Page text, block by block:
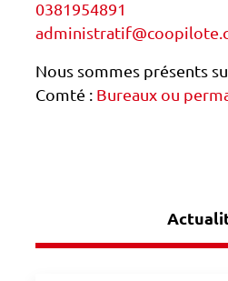
0381954891
Nous sommes présents
Comté : Bureaux ou